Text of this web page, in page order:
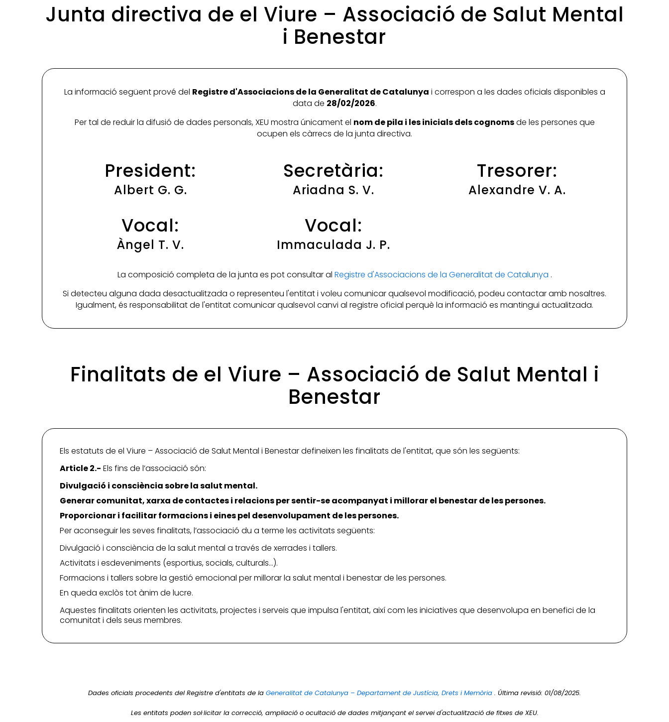
Junta directiva de el Viure – Associació de Salut Mental
i Benestar
La informació següent prové del Registre d'Associacions de la Generalitat de Catalunya i correspon a les dades oficials disponibles a
data de 28/02/2026.
Per tal de reduir la difusió de dades personals, XEU mostra únicament el nom de pila i les inicials dels cognomsde les persones que
ocupen els càrrecs de la junta directiva.
President:
Albert G. G.
Secretària:
Ariadna S. V.
Tresorer:
Alexandre V. A.
Vocal:
Àngel T. V.
Vocal:
Immaculada J. P.
La composició completa de la junta es pot consultar al Registre d'Associacions de la Generalitat de Catalunya .
Si detecteu alguna dada desactualitzada o representeu l'entitat i voleu comunicar qualsevol modificació, podeu contactar amb nosaltres.
Igualment, és responsabilitat de l'entitat comunicar qualsevol canvi al registre oficial perquè la informació es mantingui actualitzada.
Finalitats de el Viure – Associació de Salut Mental i
Benestar
Els estatuts de el Viure – Associació de Salut Mental i Benestar defineixen les finalitats de l'entitat, que són les següents:
Article 2.- Els fins de l’associació són:
Divulgació i consciència sobre la salut mental.
Generar comunitat, xarxa de contactes i relacions per sentir-se acompanyat i millorar el benestar de les persones.
Proporcionar i facilitar formacions i eines pel desenvolupament de les persones.
Per aconseguir les seves finalitats, l’associació du a terme les activitats següents:
Divulgació i consciència de la salut mental a través de xerrades i tallers.
Activitats i esdeveniments (esportius, socials, culturals…).
Formacions i tallers sobre la gestió emocional per millorar la salut mental i benestar de les persones.
En queda exclòs tot ànim de lucre.
Aquestes finalitats orienten les activitats, projectes i serveis que impulsa l'entitat, així com les iniciatives que desenvolupa en benefici de la
comunitat i dels seus membres.
Dades oficials procedents del Registre d'entitats de la Generalitat de Catalunya – Departament de Justícia, Drets i Memòria . Última revisió: 01/08/2025.
Les entitats poden sol·licitar la correcció, ampliació o ocultació de dades mitjançant el servei d'actualització de fitxes de XEU.